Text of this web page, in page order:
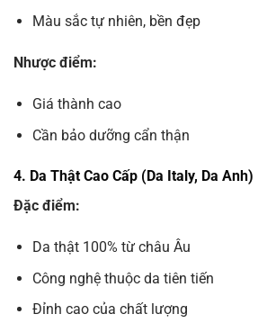
Màu sắc tự nhiên, bền đẹp
Nhược điểm:
Giá thành cao
Cần bảo dưỡng cẩn thận
4. Da Thật Cao Cấp (Da Italy, Da Anh)
Đặc điểm:
Da thật 100% từ châu Âu
Công nghệ thuộc da tiên tiến
Đỉnh cao của chất lượng